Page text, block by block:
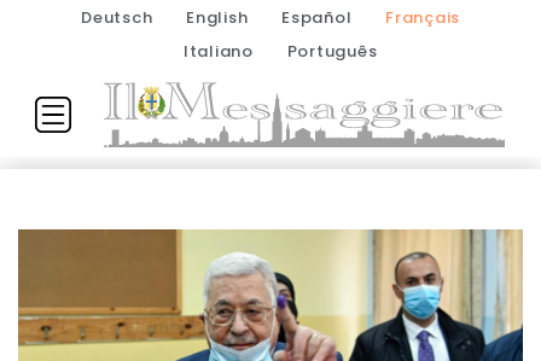
Deutsch English Español
Français
Italiano
Português